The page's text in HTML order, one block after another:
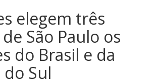
elegem três
São Paulo os
do Brasil e da
Sul